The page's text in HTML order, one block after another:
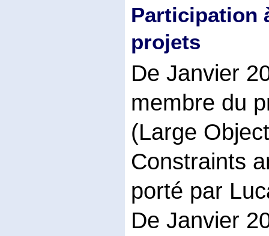
Participation
projets
De Janvier
membre du
(Large
Constraints
porté par
De Janvier